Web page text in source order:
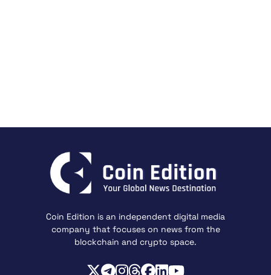
Coin Edition is an independent digital media
company that focuses on news from the
blockchain and crypto space.